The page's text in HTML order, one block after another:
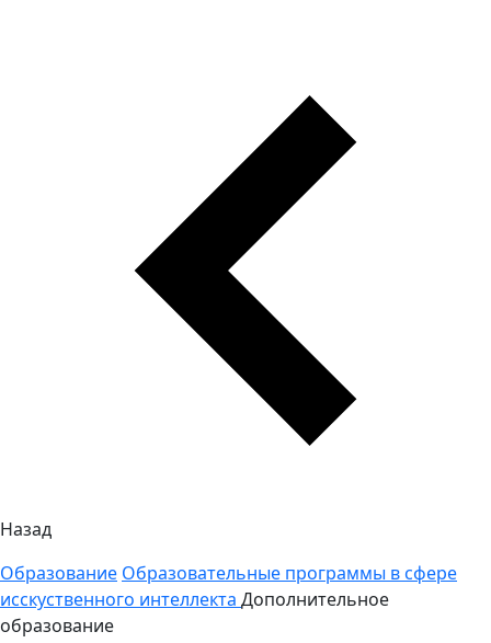
Назад
Образование Образовательные программы в сфере
исскуственного интеллекта Дополнительное
образование